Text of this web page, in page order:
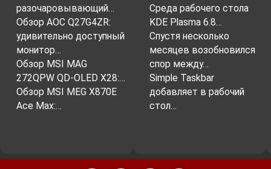
разочаровывающий…
Обзор AOC Q27G4ZR:
удивительно доступный
монитор…
Обзор MSI MAG
272QPW QD-OLED X28:…
Обзор MSI MEG X870E
Ace Max:…
Среда рабочего стола
KDE Plasma 6.8…
Спустя несколько
месяцев возобновился
спор между…
Simple Taskbar
добавляет в рабочий
стол…